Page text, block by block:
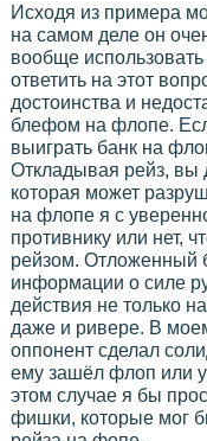
Исходя из примера
на самом деле он
вообще
ответить на этот
достоинства и
блефом на флопе.
выиграть банк на
Откладывая рейз, вы
которая может
на флопе я с
противнику или нет,
рейзом. Отложенный
информации о силе
действия не только
даже и ривере. В
оппонент сделал
ему зашёл флоп или
этом случае я бы
фишки, которые мог